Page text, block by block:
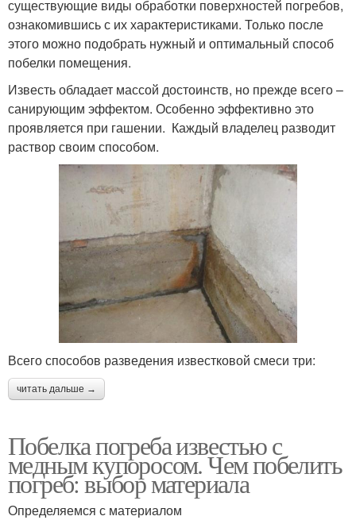
существующие виды обработки поверхностей погребов,
ознакомившись с их характеристиками. Только после
этого можно подобрать нужный и оптимальный способ
побелки помещения.
Известь обладает массой достоинств, но прежде всего –
санирующим эффектом. Особенно эффективно это
проявляется при гашении. Каждый владелец разводит
раствор своим способом.
Всего способов разведения известковой смеси три:
читать дальше →
Побелка погреба известью с
медным купоросом. Чем побелить
погреб: выбор материала
Определяемся с материалом